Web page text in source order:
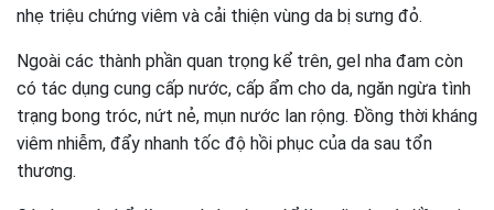
nhẹ triệu chứng viêm và cải thiện vùng da bị sưng đỏ.
Ngoài các thành phần quan trọng kể trên, gel nha đam còn
có tác dụng cung cấp nước, cấp ẩm cho da, ngăn ngừa tình
trạng bong tróc, nứt nẻ, mụn nước lan rộng. Đồng thời kháng
viêm nhiễm, đẩy nhanh tốc độ hồi phục của da sau tổn
thương.